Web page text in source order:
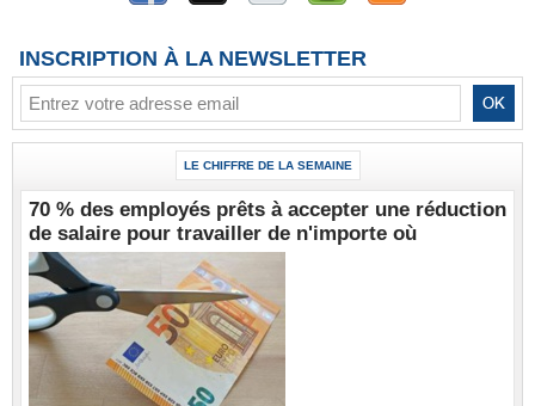
INSCRIPTION À LA NEWSLETTER
LE CHIFFRE DE LA SEMAINE
70 % des employés prêts à accepter une réduction
de salaire pour travailler de n'importe où